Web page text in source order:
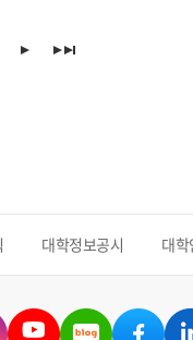
대학정보공시 대